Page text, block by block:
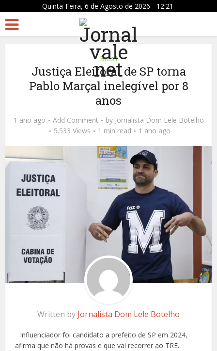
Quinta-Feira, 6 de Agosto de 2026 - 12:21
Brasil
Justiça Eleitoral de SP torna
Pablo Marçal inelegível por 8
anos
1 ano ago Add Comment by Jornalista Dom Lele Botelho
5.533 Views
1 min read 1 ano ago
Written by Jornalista Dom Lele Botelho
Influenciador foi candidato a prefeito de SP em 2024,
afirma que não há provas e que vai recorrer ao TRE.